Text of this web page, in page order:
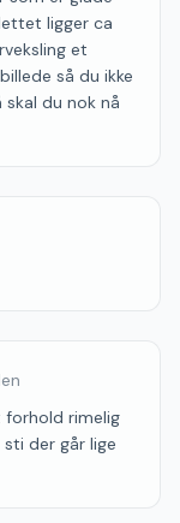
ligger ca
et
så du ikke
skal du nok nå
rimelig
der går lige